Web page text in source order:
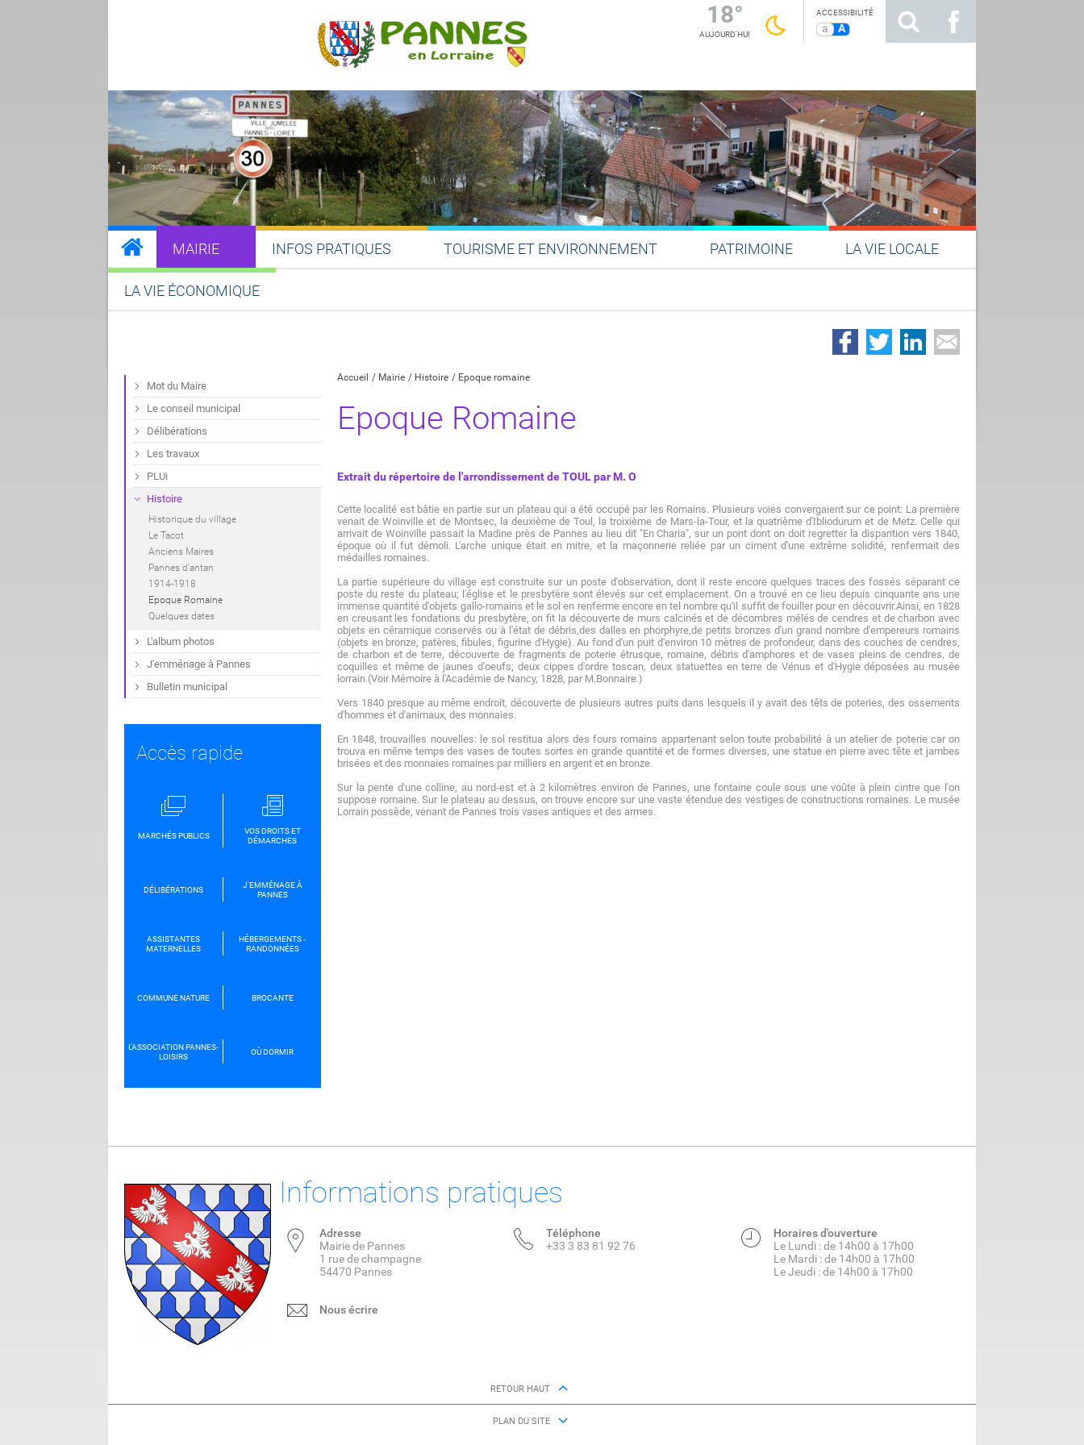
18°
AUJOURD'HUI
ACCESSIBILITÉ
a A
MAIRIE INFOS PRATIQUES TOURISME ET ENVIRONNEMENT PATRIMOINE LA VIE LOCALE
LA VIE ÉCONOMIQUE
Accueil Mairie Histoire Epoque romaine
Epoque Romaine
Extrait du répertoire de l'arrondissement de TOUL par M. O
Cette localité est bâtie en partie sur un plateau qui a été occupé par les Romains. Plusieurs voies convergaient sur ce point: La première
venait de Woinville et de Montsec, la deuxième de Toul, la troixième de Mars-la-Tour, et la quatrième d'Ibliodurum et de Metz. Celle qui
arrivait de Woinville passait la Madine près de Pannes au lieu dit "En Charia", sur un pont dont on doit regretter la disparition vers 1840,
époque où il fut démoli. L'arche unique était en mitre, et la maçonnerie reliée par un ciment d'une extrême solidité, renfermait des
médailles romaines.
La partie supérieure du village est construite sur un poste d'observation, dont il reste encore quelques traces des fossés séparant ce
poste du reste du plateau; l'église et le presbytère sont élevés sur cet emplacement. On a trouvé en ce lieu depuis cinquante ans une
immense quantité d'objets gallo-romains et le sol en renferme encore en tel nombre qu'il suffit de fouiller pour en découvrir.Ainsi, en 1828
en creusant les fondations du presbytère, on fit la découverte de murs calcinés et de décombres mêlés de cendres et de charbon avec
objets en céramique conservés ou à l'état de débris,des dalles en phorphyre,de petits bronzes d'un grand nombre d'empereurs romains
(objets en bronze, patères, fibules, figurine d'Hygie). Au fond d'un puit d'environ 10 mètres de profondeur, dans des couches de cendres,
de charbon et de terre, découverte de fragments de poterie étrusque, romaine, débris d'amphores et de vases pleins de cendres, de
coquilles et même de jaunes d'oeufs; deux cippes d'ordre toscan, deux statuettes en terre de Vénus et d'Hygie déposées au musée
lorrain.(Voir Mémoire à l'Académie de Nancy, 1828, par M.Bonnaire.)
Vers 1840 presque au même endroit, découverte de plusieurs autres puits dans lesquels il y avait des têts de poteries, des ossements
d'hommes et d'animaux, des monnaies.
En 1848, trouvailles nouvelles: le sol restitua alors des fours romains appartenant selon toute probabilité à un atelier de poterie car on
trouva en même temps des vases de toutes sortes en grande quantité et de formes diverses, une statue en pierre avec tête et jambes
brisées et des monnaies romaines par milliers en argent et en bronze.
Sur la pente d'une colline, au nord-est et à 2 kilomètres environ de Pannes, une fontaine coule sous une voûte à plein cintre que l'on
suppose romaine. Sur le plateau au dessus, on trouve encore sur une vaste étendue des vestiges de constructions romaines. Le musée
Lorrain possède, venant de Pannes trois vases antiques et des armes.
Mot du Maire
Le conseil municipal
Délibérations
Les travaux
PLUi
Histoire
Historique du village
Le Tacot
Anciens Maires
Pannes d'antan
1914-1918
Epoque Romaine
Quelques dates
L'album photos
J'emménage à Pannes
Bulletin municipal
Accès rapide
MARCHÉS PUBLICS
VOS DROITS ET
DÉMARCHES
DÉLIBÉRATIONS
J'EMMÉNAGE À
PANNES
ASSISTANTES
MATERNELLES
HÉBERGEMENTS -
RANDONNÉES
COMMUNE NATURE BROCANTE
L'ASSOCIATION PANNES-
LOISIRS
OÙ DORMIR
Informations pratiques
Adresse
Mairie de Pannes
1 rue de champagne
54470 Pannes
Nous écrire
Téléphone
+33 3 83 81 92 76
Horaires d'ouverture
Le Lundi : de 14h00 à 17h00
Le Mardi : de 14h00 à 17h00
Le Jeudi : de 14h00 à 17h00
RETOUR HAUT
PLAN DU SITE